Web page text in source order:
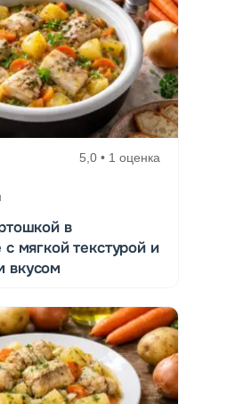
5,0 • 1 оценка
в
с мягкой текстурой и
вкусом